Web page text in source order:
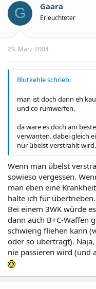
G Gaara
Erleuchteter
29. März 2004
Blutkehle schrieb:
man ist doch dann eh
und co rumwerfen.
da wäre es doch am
verwanten. dabei gleich
nur übelst verstrahlt wird.
Wenn man übelst
sowieso vergessen.
man eben eine
halte ich für übertrieben.
Bei einem 3WK würde
dann auch B+C-Waffen
schwierig fliehen kann
oder so überträgt).
nie passieren wird (und